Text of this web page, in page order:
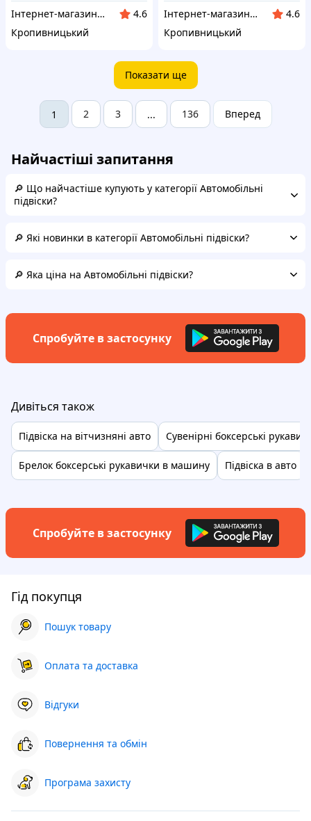
Інтернет-магазин "Запчастинки"
4.6
Кропивницький
Інтернет-магазин "Запчастинки"
4.6
Кропивницький
Показати ще
1 2 3 ... 136 Вперед
Найчастіші запитання
🔎 Що найчастіше купують у категорії Автомобільні
підвіски?
🔎 Які новинки в категорії Автомобільні підвіски?
🔎 Яка ціна на Автомобільні підвіски?
Спробуйте в застосунку
Дивіться також
Підвіска на вітчизняні авто Сувенірні боксерські
Брелок боксерські рукавички в машину Підвіска в авто
Спробуйте в застосунку
Гід покупця
Пошук товару
Оплата та доставка
Відгуки
Повернення та обмін
Програма захисту